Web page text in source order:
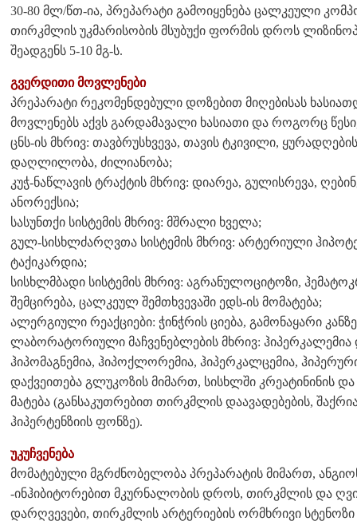
30-80 მლ/წთ-ია, პრეპარატი გამოიყენება ცალკეული
თირკმლის უკმარისობის მსუბუქი ფორმის დროს
შეადგენს 5-10 მგ-ს.
გვერდითი მოვლენები
პრეპარატი რეკომენდებული დოზებით მიღებისას
მოვლენებს აქვს გარდამავალი ხასიათი და როგორც
ცნს-ის მხრივ: თავბრუსხვევა, თავის ტკივილი,
დაღლილობა, ძილიანობა;
კუჭ-ნაწლავის ტრაქტის მხრივ: დიარეა, გულისრევა,
ანორექსია;
სასუნთქი სისტემის მხრივ: მშრალი ხველა;
გულ-სისხლძარღვთა სისტემის მხრივ: არტერიული
ტაქიკარდია;
სისხლმბადი სისტემის მხრივ: აგრანულოციტოზი,
შემცირება, ცალკეულ შემთხვევაში ედს-ის მომატება;
ალერგიული რეაქციები: ჭინჭრის ციება, გამონაყარი
ლაბორატორიული მაჩვენებლების მხრივ: ჰიპერკალემია
ჰიპომაგნემია, ჰიპოქლორემია, ჰიპერკალცემია,
დაქვეითება გლუკოზის მიმართ, სისხლში კრეატინინის
მატება (განსაკუთრებით თირკმლის დაავადებების,
ჰიპერტენზიის ფონზე).
უკუჩვენება
მომატებული მგრძნობელობა პრეპარატის მიმართ,
-ინჰიბიტორებით მკურნალობის დროს, თირკმლის და
დარღვევები, თირკმლის არტერიების ორმხრივი